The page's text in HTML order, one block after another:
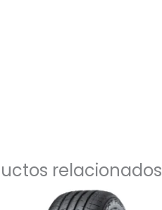
relacionados